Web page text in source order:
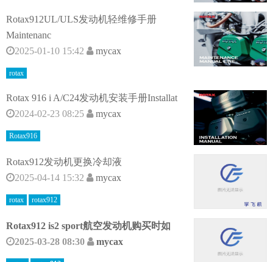
Rotax912UL/ULS发动机轻维修手册
Maintenanc
2025-01-10 15:42
mycax
rotax
Rotax 916 i A/C24发动机安装手册Installat
2024-02-23 08:25
mycax
Rotax916
Rotax912发动机更换冷却液
2025-04-14 15:32
mycax
rotax rotax912
Rotax912 is2 sport航空发动机购买时如
2025-03-28 08:30
mycax